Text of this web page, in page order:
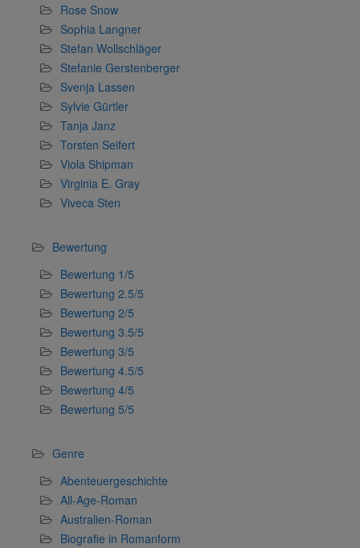
Rose Snow
Sophia Langner
Stefan Wollschläger
Stefanie Gerstenberger
Svenja Lassen
Sylvie Gürtler
Tanja Janz
Torsten Seifert
Viola Shipman
Virginia E. Gray
Viveca Sten
Bewertung
Bewertung 1/5
Bewertung 2.5/5
Bewertung 2/5
Bewertung 3.5/5
Bewertung 3/5
Bewertung 4.5/5
Bewertung 4/5
Bewertung 5/5
Genre
Abenteuergeschichte
All-Age-Roman
Australien-Roman
Biografie in Romanform